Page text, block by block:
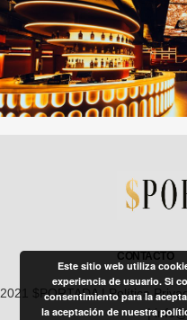
CONTACTO
2021 $PORTADA |Política
|
Este sitio web utiliza
experiencia de usuario. Si
consentimiento para la
la aceptación de nuestra